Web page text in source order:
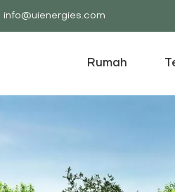
info@uienergies.com
Rumah